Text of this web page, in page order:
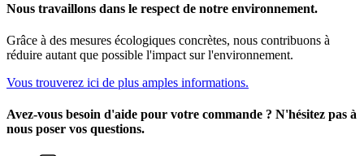
Nous travaillons dans le respect de notre environnement.
Grâce à des mesures écologiques concrètes, nous contribuons à
réduire autant que possible l'impact sur l'environnement.
Vous trouverez ici de plus amples informations.
Avez-vous besoin d'aide pour votre commande ? N'hésitez pas à
nous poser vos questions.